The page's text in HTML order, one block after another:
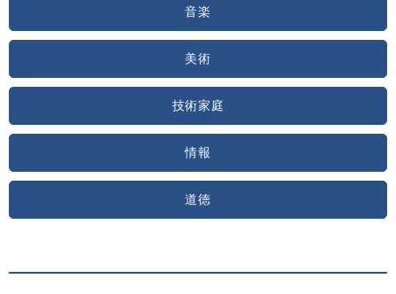
音楽
美術
技術家庭
情報
道徳